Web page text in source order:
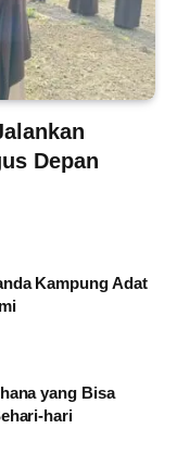
Depan
Kampung Adat
yang Bisa
hari